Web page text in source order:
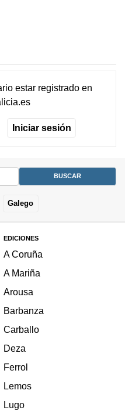
estar registradoen
Iniciar sesión
Galego
EDICIONES
A Coruña
A Mariña
Arousa
Barbanza
Carballo
Deza
Ferrol
Lemos
Lugo